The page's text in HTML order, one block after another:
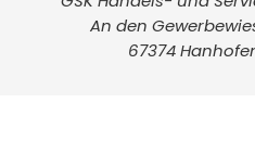
An den
67374